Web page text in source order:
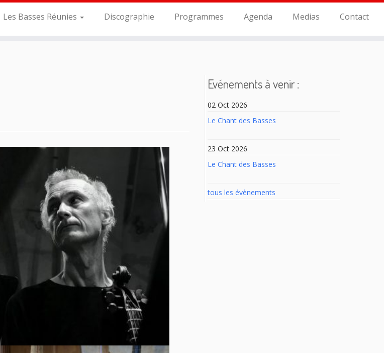
Les Basses Réunies Discographie Programmes Agenda Medias Contact
Evénements à venir :
02 Oct 2026
Le Chant des Basses
23 Oct 2026
Le Chant des Basses
tous les évènements